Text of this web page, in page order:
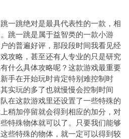
一跳绝对是最具代表性的一款，相
跳一跳是属于益智类的一款小游
的普遍好评，那段段时间我看见经
攻略，甚至还有人专业的只是研究
什么具体攻略呢？这款游戏最重要
手在开始玩时肯定特别难控制时
实玩的多了也就慢慢会控制时间
在这款游戏里还设置了一些特殊的
稍加停留就会得到相应的加分，对
特殊物体就可以了。只要我们能够
些特殊的物体，就一定可以得到较